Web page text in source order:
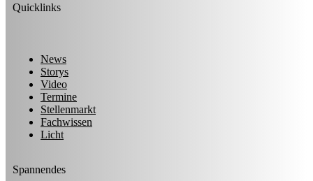
Quicklinks
News
Storys
Video
Termine
Stellenmarkt
Fachwissen
Licht
Spannendes